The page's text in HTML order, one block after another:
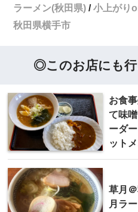
ラーメン(秋田県)
小上がり
秋田県横手市
◎このお店にも行
お食
て味
ーダ
ット
草月
月ラ